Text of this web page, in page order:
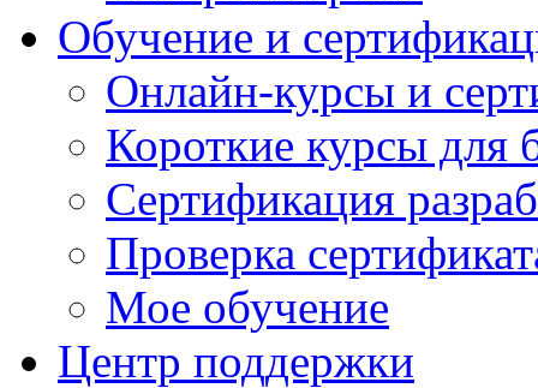
Обучение и
Онлайн-курсы и
Короткие курсы для
Сертификация
Проверка
Мое обучение
Центр поддержки